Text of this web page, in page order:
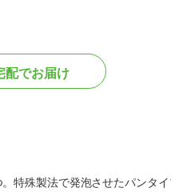
配でお届け
特殊製法で発泡させたパンタ